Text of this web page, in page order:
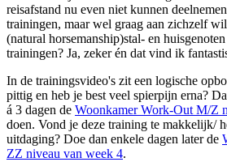
reisafstand nu even niet kunnen
trainingen, maar wel graag aan zichzelf
(natural horsemanship)stal- en
trainingen? Ja, zeker én dat vind ik
In de trainingsvideo's zit een logische
pittig en heb je best veel spierpijn erna?
á 3 dagen de Woonkamer Work-Out M/Z
doen. Vond je deze training te makkelijk/
uitdaging? Doe dan enkele dagen later de
ZZ niveau van week 4.